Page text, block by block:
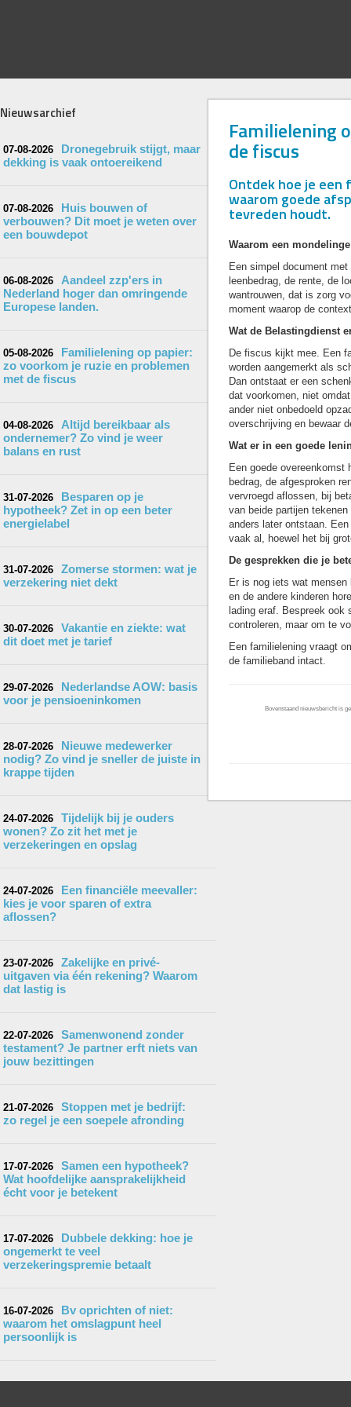
Nieuwsarchief
07-08-2026
Dronegebruik stijgt, maar
dekking is vaak ontoereikend
07-08-2026
Huis bouwen of
verbouwen? Dit moet je weten over
een bouwdepot
06-08-2026
Aandeel zzp'ers in
Nederland hoger dan omringende
Europese landen.
05-08-2026
Familielening op papier:
zo voorkom je ruzie en problemen
met de fiscus
04-08-2026
Altijd bereikbaar als
ondernemer? Zo vind je weer
balans en rust
31-07-2026
Besparen op je
hypotheek? Zet in op een beter
energielabel
31-07-2026
Zomerse stormen: wat je
verzekering niet dekt
30-07-2026
Vakantie en ziekte: wat
dit doet met je tarief
29-07-2026
Nederlandse AOW: basis
voor je pensioeninkomen
28-07-2026
Nieuwe medewerker
nodig? Zo vind je sneller de juiste in
krappe tijden
24-07-2026
Tijdelijk bij je ouders
wonen? Zo zit het met je
verzekeringen en opslag
24-07-2026
Een financiële meevaller:
kies je voor sparen of extra
aflossen?
23-07-2026
Zakelijke en privé-
uitgaven via één rekening? Waarom
dat lastig is
22-07-2026
Samenwonend zonder
testament? Je partner erft niets van
jouw bezittingen
21-07-2026
Stoppen met je bedrijf:
zo regel je een soepele afronding
17-07-2026
Samen een hypotheek?
Wat hoofdelijke aansprakelijkheid
écht voor je betekent
17-07-2026
Dubbele dekking: hoe je
ongemerkt te veel
verzekeringspremie betaalt
16-07-2026
Bv oprichten of niet:
waarom het omslagpunt heel
persoonlijk is
Familielening
de fiscus
Ontdek hoe je een
waarom goede
tevreden houdt.
Waarom een
Een simpel document
leenbedrag, de rente, de
wantrouwen, dat is zorg
moment waarop de
Wat de Belastingdienst
De fiscus kijkt mee. Een
worden aangemerkt als
Dan ontstaat er een
dat voorkomen, niet
ander niet onbedoeld
overschrijving en bewaar
Wat er in een goede
Een goede
bedrag, de afgesproken
vervroegd aflossen, bij
van beide partijen
anders later ontstaan.
vaak al, hoewel het bij
De gesprekken die je
Er is nog iets wat
en de andere kinderen
lading eraf. Bespreek ook
controleren, maar om te
Een familielening vraagt
de familieband intact.
Bovenstaand nieuwsbericht is